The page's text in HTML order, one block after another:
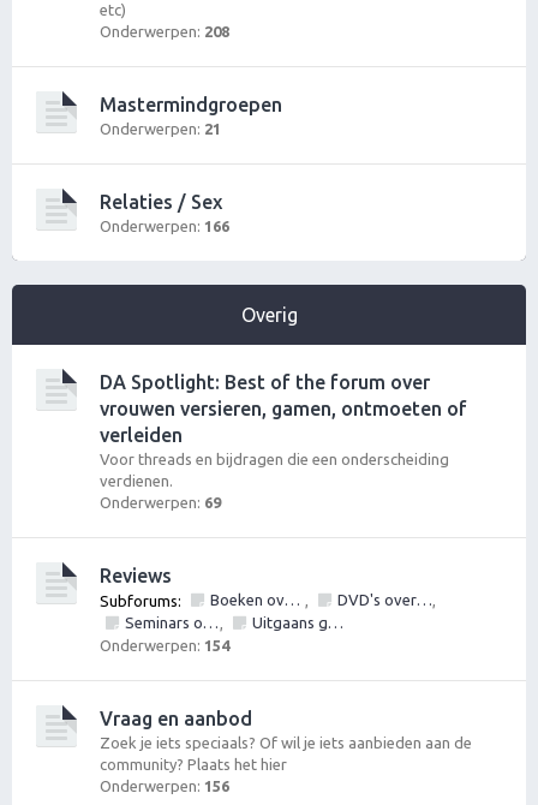
etc)
Onderwerpen: 208
Mastermindgroepen
Onderwerpen: 21
Relaties / Sex
Onderwerpen: 166
Overig
DA Spotlight: Best of the forum over
vrouwen versieren, gamen, ontmoeten of
verleiden
Voor threads en bijdragen die een onderscheiding
verdienen.
Onderwerpen: 69
Reviews
Subforums: Boeken over vrouwen versieren, pick up of lifestyle , DVD's over vrouwen versieren of pick up
,
Seminars over vrouwen en/of pick up
,
Uitgaans gelegenheden
Onderwerpen: 154
Vraag en aanbod
Zoek je iets speciaals? Of wil je iets aanbieden aan de
community? Plaats het hier
Onderwerpen: 156